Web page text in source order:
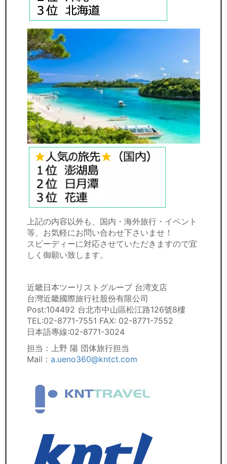
上記の内容以外も、国内・海外旅行・イベント
等、お気軽にお問い合わせ下さいませ！
スピーディーに対応させていただきますので宜
しく御願い致します。
近畿日本ツーリストグループ 台湾支店
台灣近畿國際旅行社股份有限公司
Post:104492 台北市中山區松江路126號8樓
TEL:02-8771-7551 FAX: 02-8771-7552
日本語專線:02-8771-3024
担当：上野 陽 団体旅行担当
Mail： a.ueno360@kntct.com